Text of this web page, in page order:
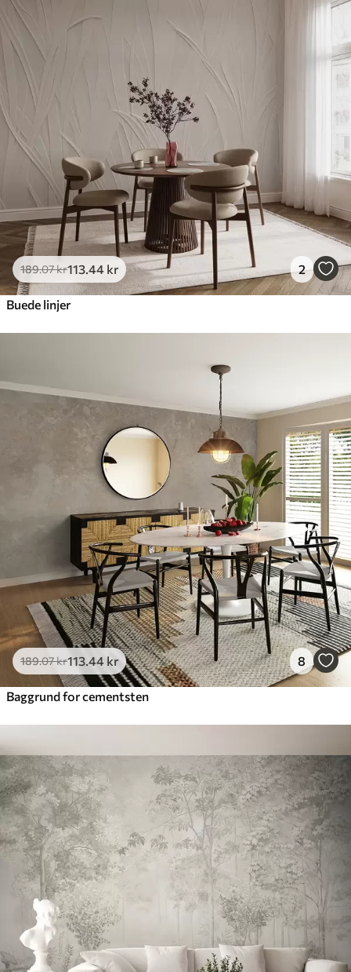
189.07kr113 .44 kr 2
Buede linjer
189.07kr113 .44 kr 8
Baggrund for cementsten